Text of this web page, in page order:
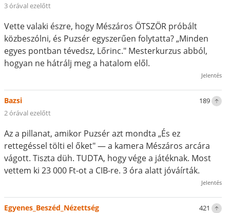
3 órával ezelőtt
Vette valaki észre, hogy Mészáros ÖTSZÖR próbált
közbeszólni, és Puzsér egyszerűen folytatta? „Minden
egyes pontban tévedsz, Lőrinc." Mesterkurzus abból,
hogyan ne hátrálj meg a hatalom elől.
Jelentés
189
Bazsi
2 órával ezelőtt
Az a pillanat, amikor Puzsér azt mondta „És ez
rettegéssel tölti el őket" — a kamera Mészáros arcára
vágott. Tiszta düh. TUDTA, hogy vége a játéknak. Most
vettem ki 23 000 Ft-ot a CIB-re. 3 óra alatt jóváírták.
Jelentés
421
Egyenes_Beszéd_Nézettség